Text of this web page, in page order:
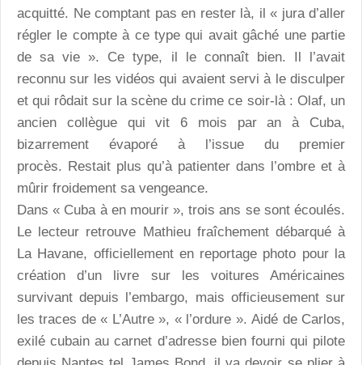
acquitté. Ne comptant pas en rester là, il « jura d’aller
régler le compte à ce type qui avait gâché une partie
de sa vie ». Ce type, il le connaît bien. Il l’avait
reconnu sur les vidéos qui avaient servi à le disculper
et qui rôdait sur la scène du crime ce soir-là : Olaf, un
ancien collègue qui vit 6 mois par an à Cuba,
bizarrement évaporé à l’issue du premier
procès. Restait plus qu’à patienter dans l’ombre et à
mûrir froidement sa vengeance.
Dans « Cuba à en mourir », trois ans se sont écoulés.
Le lecteur retrouve Mathieu fraîchement débarqué à
La Havane, officiellement en reportage photo pour la
création d’un livre sur les voitures Américaines
survivant depuis l’embargo, mais officieusement sur
les traces de « L’Autre », « l’ordure ». Aidé de Carlos,
exilé cubain au carnet d’adresse bien fourni qui pilote